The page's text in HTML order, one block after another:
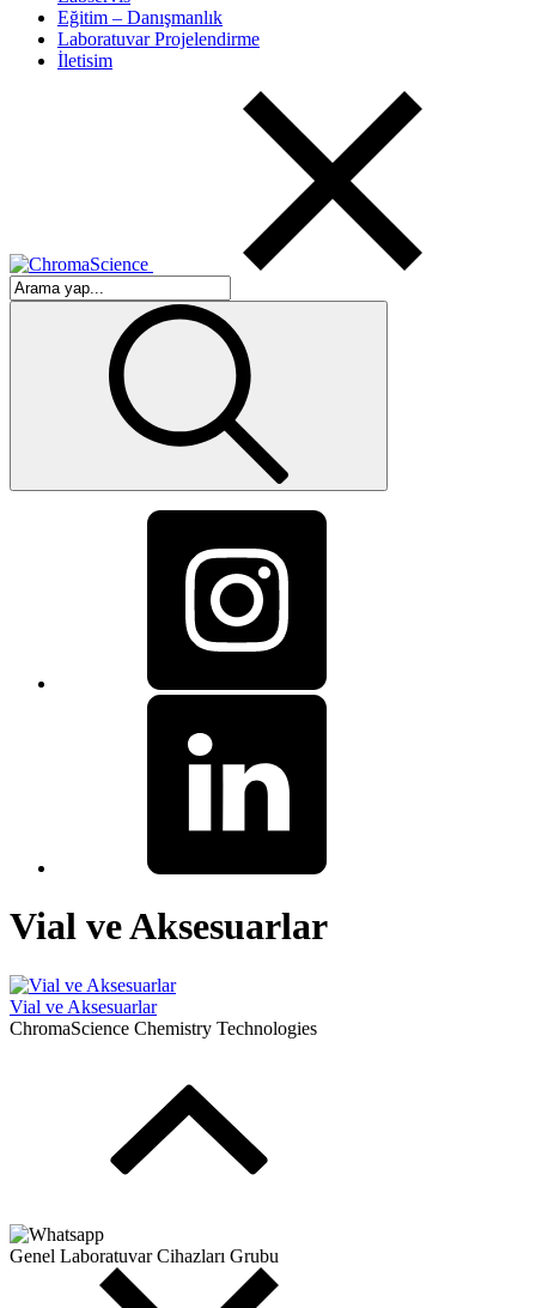
Eğitim – Danışmanlık
Laboratuvar Projelendirme
İletisim
Vial ve Aksesuarlar
Vial ve Aksesuarlar
ChromaScience Chemistry Technologies
Genel Laboratuvar Cihazları Grubu